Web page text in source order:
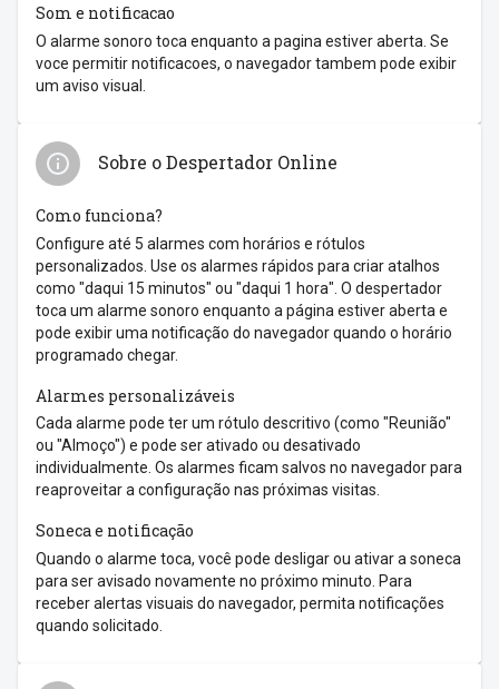
Som e notificacao
O alarme sonoro toca enquanto a pagina estiver aberta. Se
voce permitir notificacoes, o navegador tambem pode exibir
um aviso visual.
Sobre o Despertador Online
Como funciona?
Configure até 5 alarmes com horários e rótulos
personalizados. Use os alarmes rápidos para criar atalhos
como "daqui 15 minutos" ou "daqui 1 hora". O despertador
toca um alarme sonoro enquanto a página estiver aberta e
pode exibir uma notificação do navegador quando o horário
programado chegar.
Alarmes personalizáveis
Cada alarme pode ter um rótulo descritivo (como "Reunião"
ou "Almoço") e pode ser ativado ou desativado
individualmente. Os alarmes ficam salvos no navegador para
reaproveitar a configuração nas próximas visitas.
Soneca e notificação
Quando o alarme toca, você pode desligar ou ativar a soneca
para ser avisado novamente no próximo minuto. Para
receber alertas visuais do navegador, permita notificações
quando solicitado.